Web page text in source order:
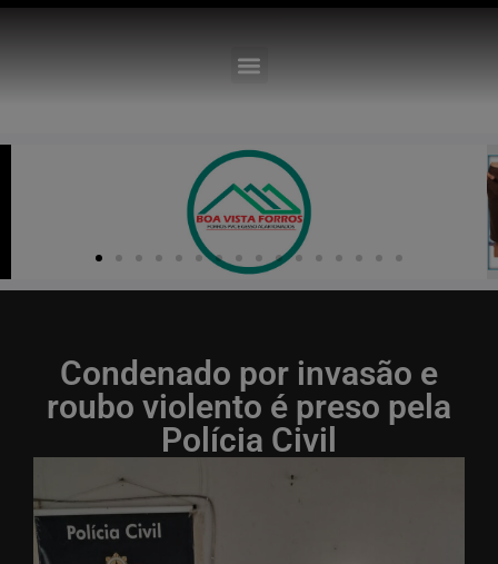
Condenado por invasão e
roubo violento é preso pela
Polícia Civil